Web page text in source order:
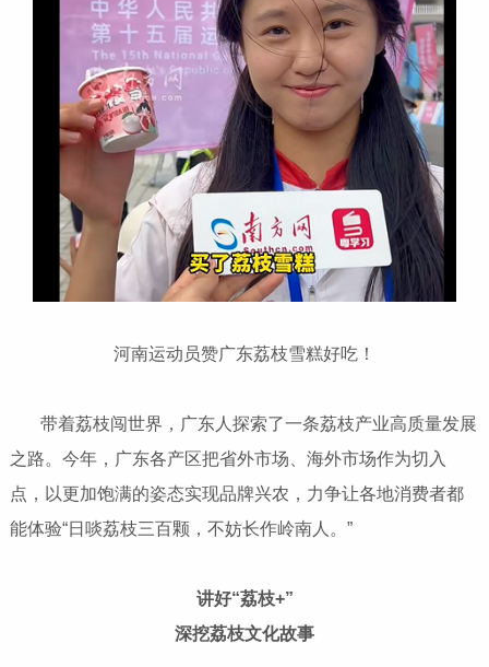
河南运动员赞广东荔枝雪糕好吃！
带着荔枝闯世界，广东人探索了一条荔枝产业高质量发展
之路。今年，广东各产区把省外市场、海外市场作为切入
点，以更加饱满的姿态实现品牌兴农，力争让各地消费者都
能体验“日啖荔枝三百颗，不妨长作岭南人。”
讲好“荔枝+”
深挖荔枝文化故事